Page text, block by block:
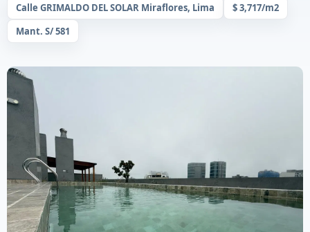
Calle GRIMALDO DEL SOLAR Miraflores, Lima
$ 3,717/m2
Mant. S/ 581